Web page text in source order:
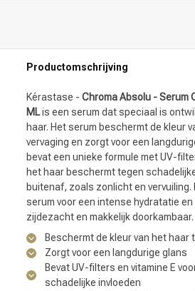
Productomschrijving
Kérastase - Chroma Absolu - Serum
MLis een serum dat speciaal is
haar. Het serum beschermt de kleur
vervaging en zorgt voor een
bevat een unieke formule met UV-
het haar beschermt tegen
buitenaf, zoals zonlicht en
serum voor een intense hydratatie
zijdezacht en makkelijk doorkambaar.
Beschermt de kleur van het haar
Zorgt voor een langdurige glans
Bevat UV-filters en vitamine E
schadelijke invloeden